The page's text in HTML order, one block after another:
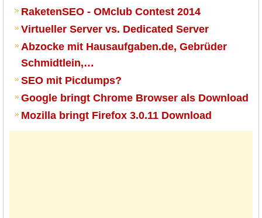
RaketenSEO - OMclub Contest 2014
Virtueller Server vs. Dedicated Server
Abzocke mit Hausaufgaben.de, Gebrüder
Schmidtlein,…
SEO mit Picdumps?
Google bringt Chrome Browser als Download
Mozilla bringt Firefox 3.0.11 Download